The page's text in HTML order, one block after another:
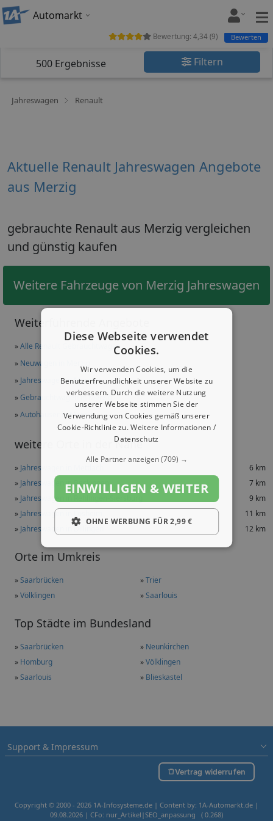
Automarkt
500 Ergebnisse Filtern
Jahreswagen Renault
Weiterführende Angebote
»Alle Renault Gebrauchtwagen
» Neuwagen in Merzig
» Jahreswagen in Merzig
»Gebrauchtwagen in Merzig
»Autohäuser in Merzig
weitere Orte in der Nähe
» Jahreswagen in Mettlach
6 km
» Jahreswagen in Beckingen
7 km
» Jahreswagen in Rehlingen-Siersburg
9 km
» Jahreswagen in Losheim
11 km
» Jahreswagen in Dillingen 12 km
Orte im Umkreis
»Saarbrücken »Trier
»Völklingen »Saarlouis
Top Städte im Bundesland
»Saarbrücken » Neunkirchen
» Homburg »Völklingen
»Saarlouis » Blieskastel
Bewertung: 4,34 (9) Bewerten
Aktuelle Renault Jahreswagen Angebote
aus Merzig
gebrauchte Renault aus Merzig vergleichen
und günstig kaufen
Weitere Fahrzeuge von Merzig Jahreswagen
Support & Impressum
Vertrag widerrufen
Copyright © 2000 - 2026 1A-Infosysteme.de | Content by: 1A-Automarkt.de |
09.08.2026 | CFo: nur_Artikel|SEO_anpassung ( 0.268)
Diese Webseite verwendet
Cookies.
Wir verwenden Cookies, um die
Benutzerfreundlichkeit unserer Website zu
verbessern. Durch die weitere Nutzung
unserer Webseite stimmen Sie der
Verwendung von Cookies gemäß unserer
Cookie-Richtlinie zu.Weitere Informationen /
Datenschutz
Alle Partner anzeigen(709) →
EINWILLIGEN & WEITER
OHNE WERBUNG FÜR 2,99 €